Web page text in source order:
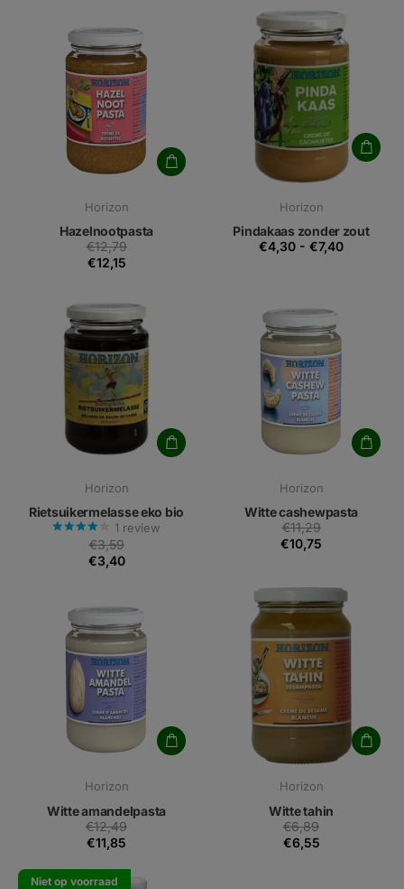
Horizon
Hazelnootpasta
€12,79
€12,15
Horizon
Pindakaas zonder zout
€4,30 - €7,40
Horizon
Rietsuikermelasse eko bio
1 review
€3,59
€3,40
Horizon
Witte cashewpasta
€11,29
€10,75
Horizon
Witte amandelpasta
€12,49
€11,85
Horizon
Witte tahin
€6,89
€6,55
Niet op voorraad